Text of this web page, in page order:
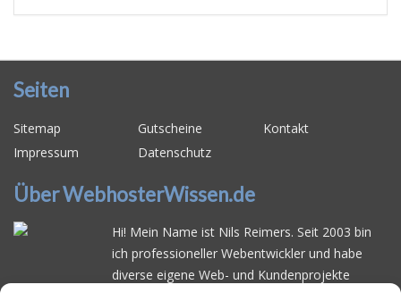
Seiten
Sitemap Gutscheine
Kontakt
Impressum
Datenschutz
Über WebhosterWissen.de
Hi! Mein Name ist Nils Reimers. Seit 2003 bin
ich professioneller Webentwickler und habe
diverse eigene Web- und Kundenprojekte